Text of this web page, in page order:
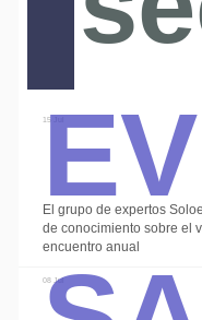
15 Jul
El grupo de expertos
de conocimiento sobre el
encuentro anual
08 Jul